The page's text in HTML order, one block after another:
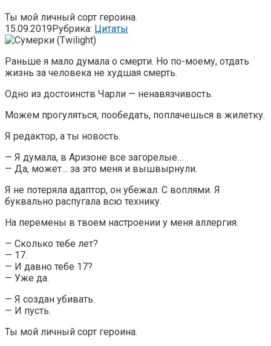
Ты мой личный сорт героина.
15.09.2019Рубрика: Цитаты
Раньше я мало думала о смерти. Но по-моему, отдать
жизнь за человека не худшая смерть.
Одно из достоинств Чарли — ненавязчивость.
Можем прогуляться, пообедать, поплачешься в жилетку.
Я редактор, а ты новость.
— Я думала, в Аризоне все загорелые…
— Да, может… за это меня и вышвырнули.
Я не потеряла адаптор, он убежал. С воплями. Я
буквально распугала всю технику.
На перемены в твоем настроении у меня аллергия.
— Сколько тебе лет?
— 17.
— И давно тебе 17?
— Уже да.
— Я создан убивать.
— И пусть.
Ты мой личный сорт героина.